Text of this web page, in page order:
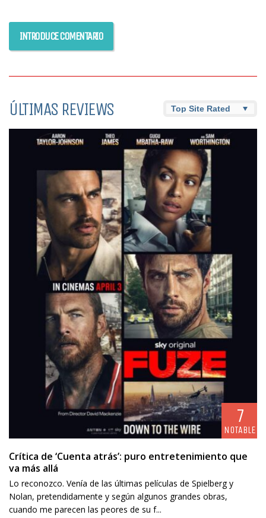
ÚLTIMAS REVIEWS
7
NOTABLE
Crítica de ‘Cuenta atrás’: puro entretenimiento que
va más allá
Lo reconozco. Venía de las últimas películas de Spielberg y
Nolan, pretendidamente y según algunos grandes obras,
cuando me parecen las peores de su f...